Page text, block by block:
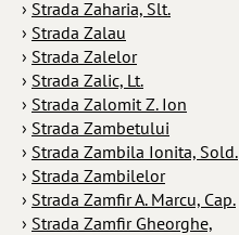
› Strada Zaharia, Slt.
› Strada Zalau
› Strada Zalelor
› Strada Zalic, Lt.
› Strada Zalomit Z. Ion
› Strada Zambetului
› Strada Zambila Ionita, Sold.
› Strada Zambilelor
› Strada Zamfir A. Marcu, Cap.
› Strada Zamfir Gheorghe,